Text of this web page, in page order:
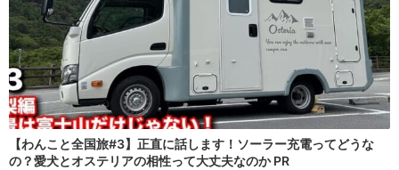
【わんこと全国旅#3】正直に話します！ソーラー充電ってどうな
の？愛犬とオステリアの相性って大丈夫なのか PR